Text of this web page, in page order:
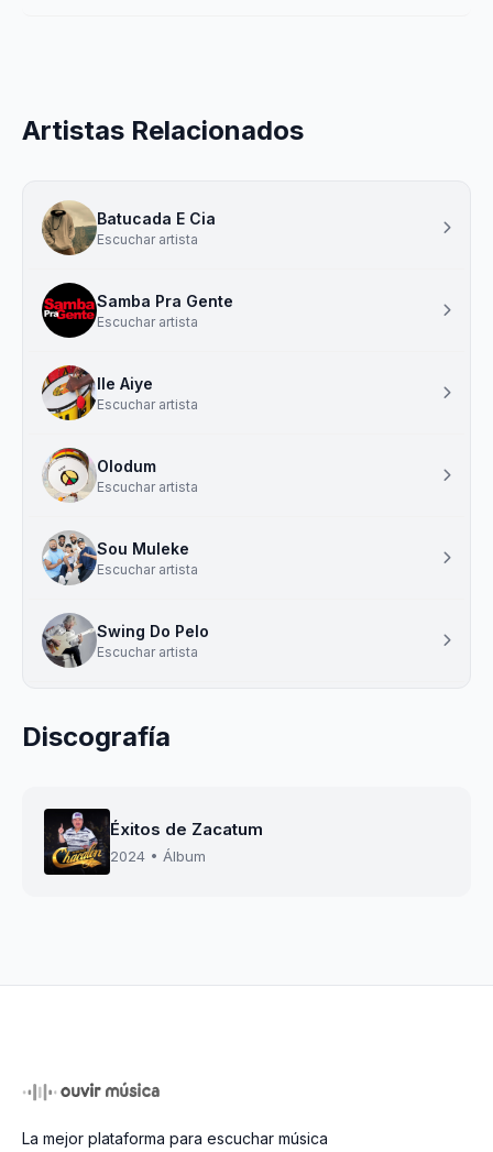
Artistas Relacionados
Batucada E Cia
Escuchar artista
Samba Pra Gente
Escuchar artista
Ile Aiye
Escuchar artista
Olodum
Escuchar artista
Sou Muleke
Escuchar artista
Swing Do Pelo
Escuchar artista
Discografía
Éxitos de Zacatum
2024 • Álbum
La mejor plataforma para escuchar música